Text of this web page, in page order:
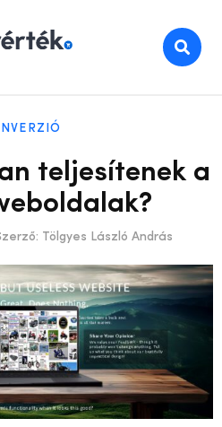
teljesítenek a
Tölgyes László András